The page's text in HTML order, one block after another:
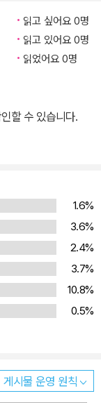
읽고 싶어요 0명
읽고 있어요 0명
읽었어요 0명
할 수 있습니다.
1.6%
3.6%
2.4%
3.7%
10.8%
0.5%
게시물 운영 원칙